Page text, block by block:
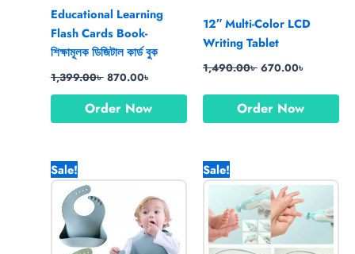
Educational Learning
Flash Cards Book-
শিক্ষামূলক ডিজিটাল কার্ড বুক
1,399.00৳ 870.00৳
Order Now
12″ Multi-Color LCD
Writing Tablet
1,490.00৳ 670.00৳
Order Now
Sale!
price
990.00৳ .
price
is:
750.00৳ .
Sale!
price
was:
1,550.00৳ .
price
990.00৳ .